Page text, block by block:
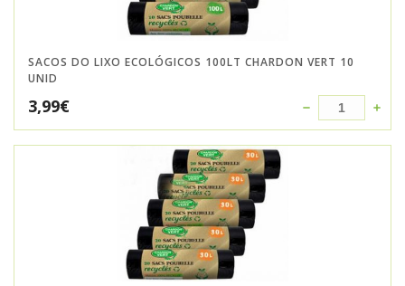
SACOS DO LIXO ECOLÓGICOS 100LT CHARDON VERT 10
UNID
3,99€